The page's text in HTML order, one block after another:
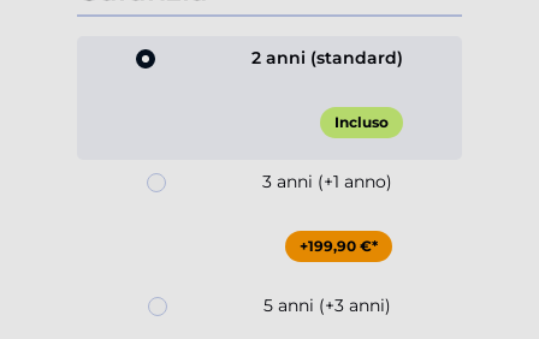
2 anni (standard)
Incluso
3 anni (+1 anno)
+199,90 €*
5 anni (+3 anni)